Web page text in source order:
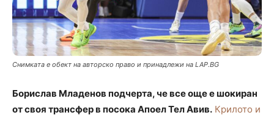
Снимката е обект на авторско право и принадлежи на LAP.BG
Борислав Младенов подчерта, че все още е шокиран
от своя трансфер в посока Апоел Тел Авив. Крилото и